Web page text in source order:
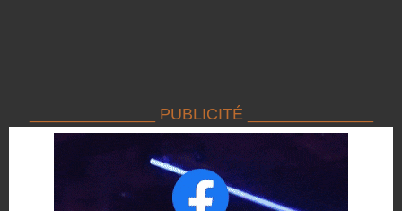
______________ PUBLICITÉ ______________